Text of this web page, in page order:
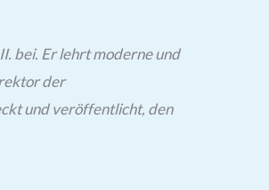
bei. Er lehrt moderne und
der
und veröffentlicht, den